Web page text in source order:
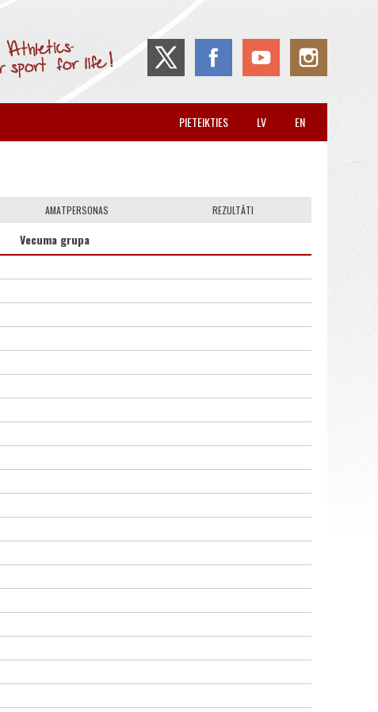
EN
LV
PIETEIKTIES
AMATPERSONAS REZULTĀTI
Vecuma grupa